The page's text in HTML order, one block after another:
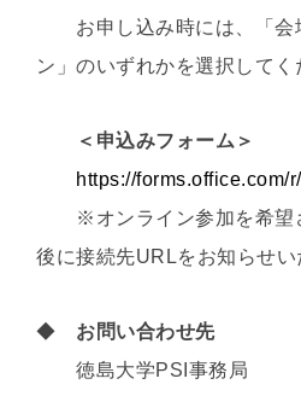
お申し込み時には、「会
ン」のいずれかを選択してく
＜申込みフォーム＞
https://forms.office.com/
※オンライン参加を希望
後に接続先URLをお知らせい
◆ お問い合わせ先
徳島大学PSI事務局